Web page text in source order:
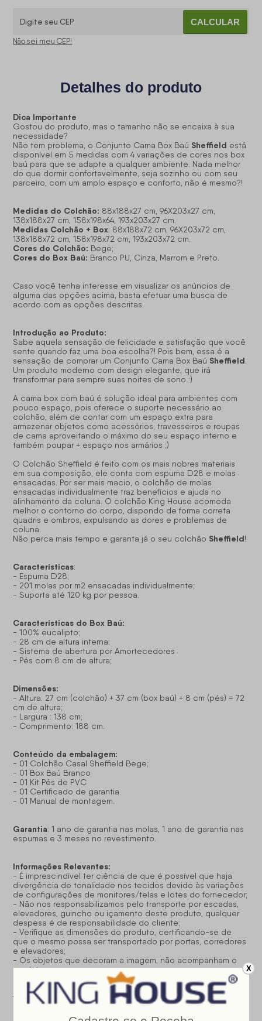
CALCULAR
Não sei meu CEP!
Detalhes do produto
Dica Importante
Gostou do produto, mas o tamanho não se encaixa à sua
necessidade?
Não tem problema, o Conjunto Cama Box Baú Sheffield está
disponível em 5 medidas com 4 variações de cores nos box
baú para que se adapte a qualquer ambiente. Nada melhor
do que dormir confortavelmente, seja sozinho ou com seu
parceiro, com um amplo espaço e conforto, não é mesmo?!
Medidas do Colchão: 88x188x27 cm, 96X203x27 cm,
138x188x27 cm, 158x198x64, 193x203x27 cm.
Medidas Colchão + Box: 88x188x72 cm, 96X203x72 cm,
138x188x72 cm, 158x198x72 cm, 193x203x72 cm.
Cores do Colchão: Bege;
Cores do Box Baú: Branco PU, Cinza, Marrom e Preto.
Caso você tenha interesse em visualizar os anúncios de
alguma das opções acima, basta efetuar uma busca de
acordo com as opções descritas.
Introdução ao Produto:
Sabe aquela sensação de felicidade e satisfação que você
sente quando faz uma boa escolha?! Pois bem, essa é a
sensação de comprar um Conjunto Cama Box Baú Sheffield.
Um produto moderno com design elegante, que irá
transformar para sempre suas noites de sono :)
A cama box com baú é solução ideal para ambientes com
pouco espaço, pois oferece o suporte necessário ao
colchão, além de contar com um espaço extra para
armazenar objetos como acessórios, travesseiros e roupas
de cama aproveitando o máximo do seu espaço interno e
também poupar + espaço nos armários ;)
O Colchão Sheffield é feito com os mais nobres materiais
em sua composição, ele conta com espuma D28 e molas
ensacadas. Por ser mais macio, o colchão de molas
ensacadas individualmente traz benefícios e ajuda no
alinhamento da coluna. O colchão King House acomoda
melhor o contorno do corpo, dispondo de forma correta
quadris e ombros, expulsando as dores e problemas de
coluna.
Não perca mais tempo e garanta já o seu colchão Sheffield!
Características:
- Espuma D28;
- 201 molas por m2 ensacadas individualmente;
- Suporta até 120 kg por pessoa.
Características do Box Baú:
- 100% eucalipto;
- 28 cm de altura interna;
- Sistema de abertura por Amortecedores
- Pés com 8 cm de altura;
Dimensões:
- Altura: 27 cm (colchão) + 37 cm (box baú) + 8 cm (pés) = 72
cm de altura;
- Largura : 138 cm;
- Comprimento: 188 cm.
Conteúdo da embalagem:
- 01 Colchão Casal Sheffield Bege;
- 01 Box Baú Branco
- 01 Kit Pés de PVC
- 01 Certificado de garantia.
- 01 Manual de montagem.
Garantia: 1 ano de garantia nas molas, 1 ano de garantia nas
espumas e 3 meses no revestimento.
Informações Relevantes:
- É imprescindível ter ciência de que é possível que haja
divergência de tonalidade nos tecidos devido às variações
de configurações de monitores/telas e lotes do fornecedor;
- Não nos responsabilizamos pelo transporte por escadas,
elevadores, guincho ou içamento deste produto, qualquer
despesa é de responsabilidade do cliente;
- Verifique as dimensões do produto, certificando-se de
que o mesmo possa ser transportado por portas, corredores
e elevadores;
- Os objetos que decoram a imagem, não acompanham o
produto;
- Não nos responsabilizamos pela instalação e montagem;
- Prestamos assistência somente por defeitos de
fabricação.
X